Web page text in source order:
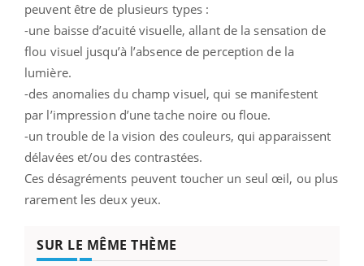
peuvent être de plusieurs types :
-une baisse d’acuité visuelle, allant de la sensation de
flou visuel jusqu’à l’absence de perception de la
lumière.
-des anomalies du champ visuel, qui se manifestent
par l’impression d’une tache noire ou floue.
-un trouble de la vision des couleurs, qui apparaissent
délavées et/ou des contrastées.
Ces désagréments peuvent toucher un seul œil, ou plus
rarement les deux yeux.
SUR LE MÊME THÈME